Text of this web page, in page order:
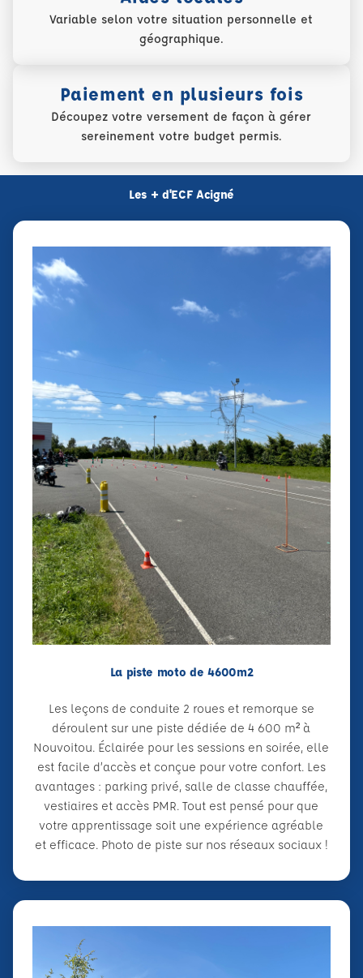
Variable selon votre situation personnelle et
géographique.
Paiement en plusieurs fois
Découpez votre versement de façon à gérer
sereinement votre budget permis.
Les + d'ECF Acigné
La piste moto de 4600m2
Les leçons de conduite 2 roues et remorque se
déroulent sur une piste dédiée de 4 600 m² à
Nouvoitou. Éclairée pour les sessions en soirée, elle
est facile d’accès et conçue pour votre confort. Les
avantages : parking privé, salle de classe chauffée,
vestiaires et accès PMR. Tout est pensé pour que
votre apprentissage soit une expérience agréable
et efficace. Photo de piste sur nos réseaux sociaux !